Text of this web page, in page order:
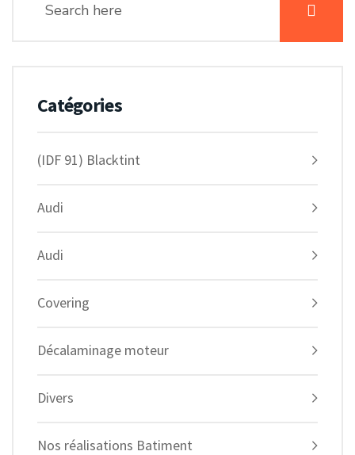
Catégories
(IDF 91) Blacktint
Audi
Audi
Covering
Décalaminage moteur
Divers
Nos réalisations Batiment